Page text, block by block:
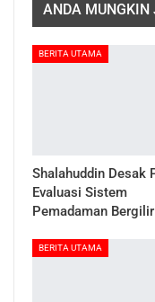
ANDA MUNGKIN
BERITA UTAMA
Shalahuddin Desak
Evaluasi Sistem
Pemadaman Bergilir
BERITA UTAMA